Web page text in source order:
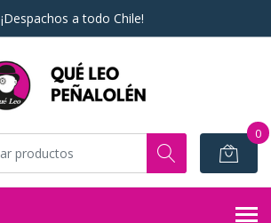
¡Despachos a todo Chile!
0